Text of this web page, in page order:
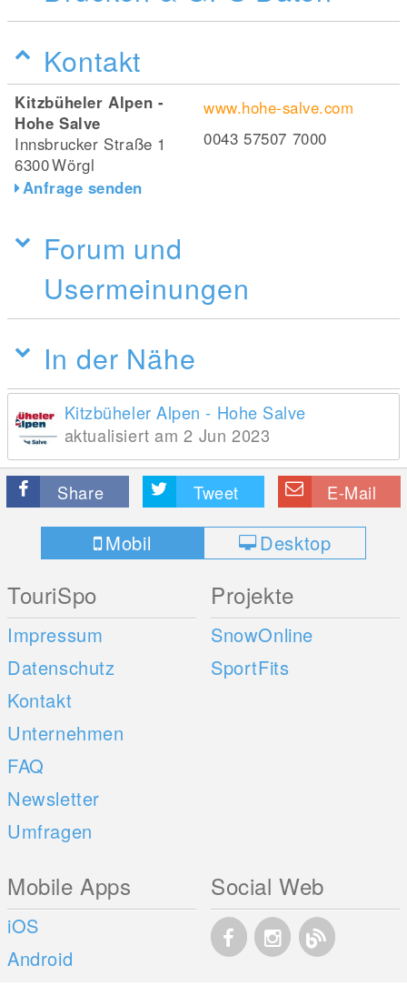
Kontakt
Kitzbüheler Alpen -
Hohe Salve
Innsbrucker Straße 1
6300Wörgl
Anfrage senden
www.hohe-salve.com
0043 57507 7000
Forum und
Usermeinungen
In der Nähe
Kitzbüheler Alpen - Hohe Salve
aktualisiert am 2 Jun 2023
Share Tweet E-Mail
Mobil Desktop
TouriSpo
Impressum
Datenschutz
Kontakt
Unternehmen
FAQ
Newsletter
Umfragen
Projekte
SnowOnline
SportFits
Mobile Apps
iOS
Android
Social Web